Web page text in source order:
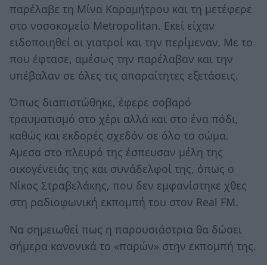
παρέλαβε τη Μίνα Καραμήτρου και τη μετέφερε
στο νοσοκομείο Metropolitan. Εκεί είχαν
ειδοποιηθεί οι γιατροί και την περίμεναν. Με το
που έφτασε, αμέσως την παρέλαβαν και την
υπέβαλαν σε όλες τις απαραίτητες εξετάσεις.
Όπως διαπιστώθηκε, έφερε σοβαρό
τραυματισμό στο χέρι αλλά και στο ένα πόδι,
καθώς και εκδορές σχεδόν σε όλο το σώμα.
Αμεσα στο πλευρό της έσπευσαν μέλη της
οικογένειάς της και συνάδελφοί της, όπως ο
Νίκος Στραβελάκης, που δεν εμφανίστηκε χθες
στη ραδιοφωνική εκπομπή του στον Real FM.
Να σημειωθεί πως η παρουσιάστρια θα δώσει
σήμερα κανονικά το «παρών» στην εκπομπή της.